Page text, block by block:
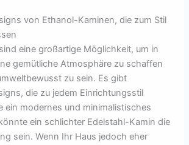
von Ethanol-Kaminen, die zum Stil
eine großartige Möglichkeit, um in
gemütliche Atmosphäre zu schaffen
zu sein. Es gibt
die zu jedem Einrichtungsstil
ein modernes und minimalistisches
ein schlichter Edelstahl-Kamin die
sein. Wenn Ihr Haus jedoch eher